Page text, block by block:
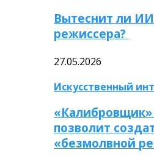
Вытеснит ли
режиссера?
27.05.2026
Искусственный
позволит
«безмолвной